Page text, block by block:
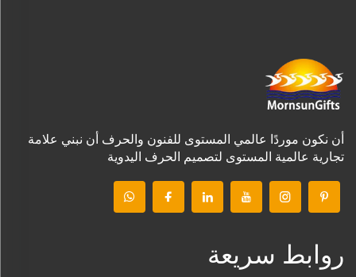
أن نكون موردًا عالمي المستوى للفنون والحرف أن نبني علامة
تجارية عالمية المستوى لتصميم الحرف اليدوية
روابط سريعة